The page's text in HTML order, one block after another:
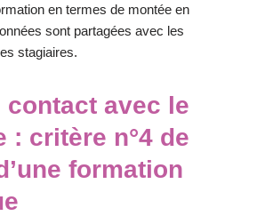
en termes de montée en
sont partagées avec les
stagiaires.
contact avec le
: critère n°4 de
formation